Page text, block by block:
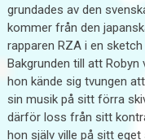
grundades av den
kommer från den
rapparen RZA i en
Bakgrunden till att
hon kände sig tvungen
sin musik på sitt förra
därför loss från sitt
hon själv ville på sitt